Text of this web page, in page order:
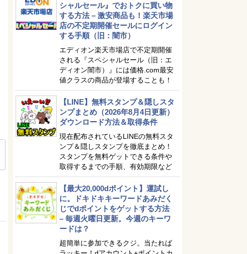
シャルセール』でおトクに買い物
する方法 – 激安商品も！楽天市場
店の不定期開催セールにログイン
する手順（旧：闇市）
エディオン楽天市場店で不定期開催
される『スペシャルセール（旧：エ
ディオン闇市）』には価格.com最安
値クラスの商品が登場することも！
【LINE】無料スタンプ＆隠しスタ
ンプまとめ（2026年8月4日更新）
ダウンロード方法＆取得条件
現在配布されているLINEの無料スタ
ンプ＆隠しスタンプを徹底まとめ！
スタンプを無料ゲットできる条件や
取得するまでの手順、有効期限など
【最大20,000dポイント】運試し
に。ドキドキキーワードあみだく
じでdポイントをゲットする方法
– 毎週火曜日更新。今週のキーワ
ードは？
超簡単に参加できるクジ。当たれば